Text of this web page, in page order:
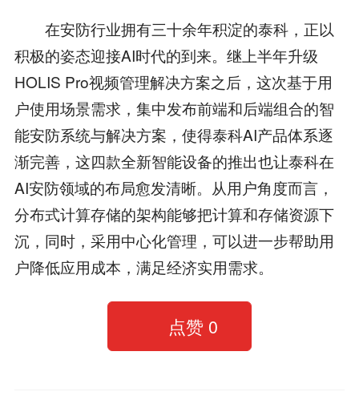
在安防行业拥有三十余年积淀的泰科，正以
积极的姿态迎接AI时代的到来。继上半年升级
HOLIS Pro视频管理解决方案之后，这次基于用
户使用场景需求，集中发布前端和后端组合的智
能安防系统与解决方案，使得泰科AI产品体系逐
渐完善，这四款全新智能设备的推出也让泰科在
AI安防领域的布局愈发清晰。从用户角度而言，
分布式计算存储的架构能够把计算和存储资源下
沉，同时，采用中心化管理，可以进一步帮助用
户降低应用成本，满足经济实用需求。
点赞 0